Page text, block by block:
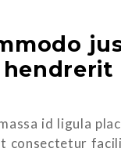
id ligula
consectetur